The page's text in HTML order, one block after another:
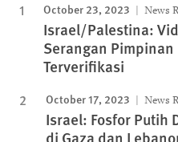
October 23, 2023 News
Israel/Palestina:
Serangan Pimpinan
Terverifikasi
October 17, 2023 News
Israel: Fosfor Putih